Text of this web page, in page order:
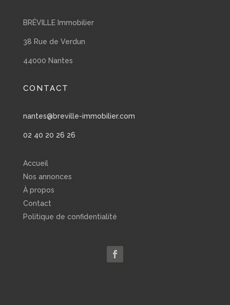
BRÉVILLE Immobilier
38 Rue de Verdun
44000 Nantes
CONTACT
nantes@breville-immobilier.com
02 40 20 26 26
Accueil
Nos annonces
À propos
Contact
Politique de confidentialité